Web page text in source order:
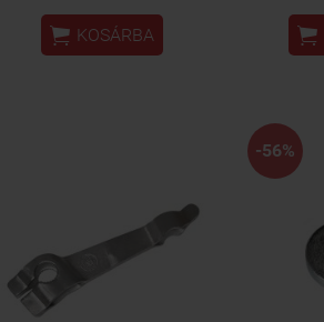
 KOSÁRBA 
-56%